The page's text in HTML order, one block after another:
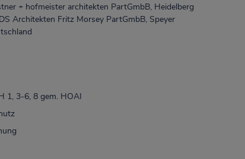
+ hofmeister architekten PartGmbB, Heidelberg
Architekten Fritz Morsey PartGmbB, Speyer
1, 3-6, 8 gem. HOAI